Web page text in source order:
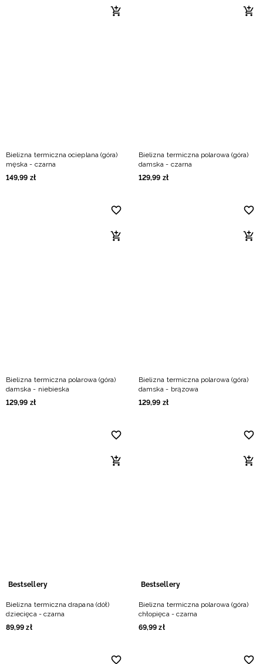
Bielizna termiczna ocieplana (góra)
męska - czarna
149,99 zł
Bielizna termiczna polarowa (góra)
damska - czarna
129,99 zł
Bielizna termiczna polarowa (góra)
damska - niebieska
129,99 zł
Bielizna termiczna polarowa (góra)
damska - brązowa
129,99 zł
Bestsellery
Bielizna termiczna drapana (dół)
dziecięca - czarna
89,99 zł
Bestsellery
Bielizna termiczna polarowa (góra)
chłopięca - czarna
69,99 zł